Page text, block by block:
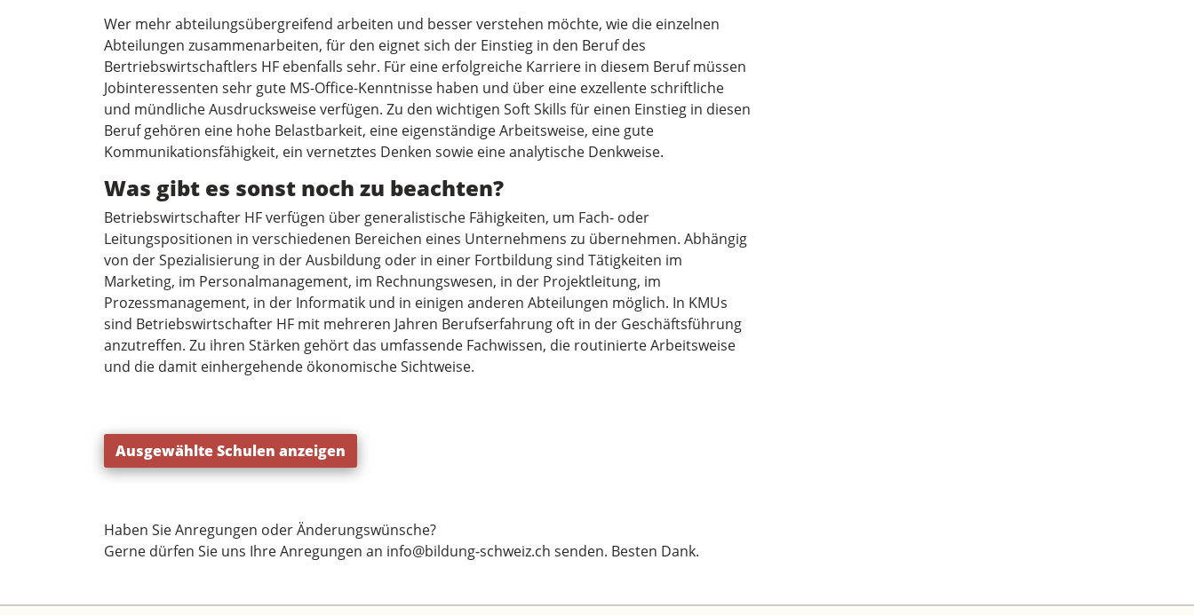
Wer mehr abteilungsübergreifend arbeiten und besser verstehen möchte, wie die einzelnen
Abteilungen zusammenarbeiten, für den eignet sich der Einstieg in den Beruf des
Bertriebswirtschaftlers HF ebenfalls sehr. Für eine erfolgreiche Karriere in diesem Beruf müssen
Jobinteressenten sehr gute MS-Office-Kenntnisse haben und über eine exzellente schriftliche
und mündliche Ausdrucksweise verfügen. Zu den wichtigen Soft Skills für einen Einstieg in diesen
Beruf gehören eine hohe Belastbarkeit, eine eigenständige Arbeitsweise, eine gute
Kommunikationsfähigkeit, ein vernetztes Denken sowie eine analytische Denkweise.
Was gibt es sonst noch zu beachten?
Betriebswirtschafter HF verfügen über generalistische Fähigkeiten, um Fach- oder
Leitungspositionen in verschiedenen Bereichen eines Unternehmens zu übernehmen. Abhängig
von der Spezialisierung in der Ausbildung oder in einer Fortbildung sind Tätigkeiten im
Marketing, im Personalmanagement, im Rechnungswesen, in der Projektleitung, im
Prozessmanagement, in der Informatik und in einigen anderen Abteilungen möglich. In KMUs
sind Betriebswirtschafter HF mit mehreren Jahren Berufserfahrung oft in der Geschäftsführung
anzutreffen. Zu ihren Stärken gehört das umfassende Fachwissen, die routinierte Arbeitsweise
und die damit einhergehende ökonomische Sichtweise.
Ausgewählte Schulen anzeigen
Haben Sie Anregungen oder Änderungswünsche?
Gerne dürfen Sie uns Ihre Anregungen an info@bildung-schweiz.ch senden. Besten Dank.